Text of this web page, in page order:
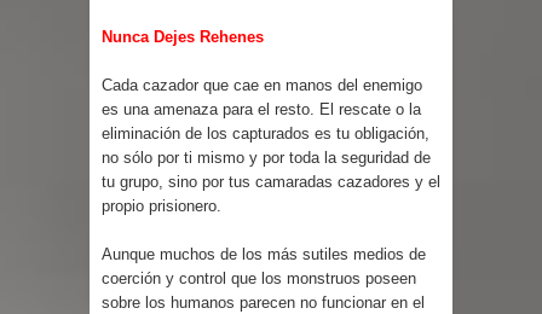
Nunca Dejes Rehenes
Cada cazador que cae en manos del enemigo
es una amenaza para el resto. El rescate o la
eliminación de los capturados es tu obligación,
no sólo por ti mismo y por toda la seguridad de
tu grupo, sino por tus camaradas cazadores y el
propio prisionero.
Aunque muchos de los más sutiles medios de
coerción y control que los monstruos poseen
sobre los humanos parecen no funcionar en el